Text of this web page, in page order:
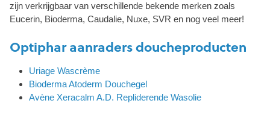
zijn verkrijgbaar van verschillende bekende merken zoals
Eucerin, Bioderma, Caudalie, Nuxe, SVR en nog veel meer!
Optiphar aanraders doucheproducten
Uriage Wascrème
Bioderma Atoderm Douchegel
Avène Xeracalm A.D. Repliderende Wasolie